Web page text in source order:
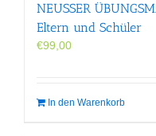
NEUSSER
Eltern und Schüler
€99,00
In den Warenkorb